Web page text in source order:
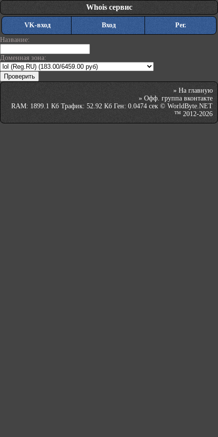
Whois сервис
VK-вход Вход
Рег.
Название:
Доменная зона:
» На главную
» Офф. группа вконтакте
RAM: 1899.1 Кб Трафик: 52.92 Кб Ген: 0.0474 сек © WorldByte.NET
™ 2012-2026